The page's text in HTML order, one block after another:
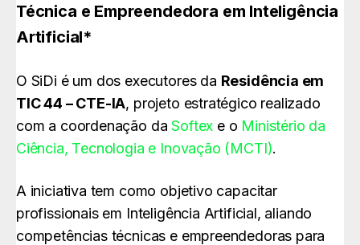
Técnica e Empreendedora em Inteligência
Artificial*
O SiDi é um dos executores da Residência em
TIC 44 – CTE-IA, projeto estratégico realizado
com a coordenação daSoftex e o Ministério da
Ciência, Tecnologia e Inovação (MCTI).
A iniciativa tem como objetivo capacitar
profissionais em Inteligência Artificial, aliando
competências técnicas e empreendedoras para